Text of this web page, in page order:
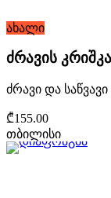
ახალი
ძრავის კრიშკა
ძრავი და საწვავი
₾155.00
თბილისი